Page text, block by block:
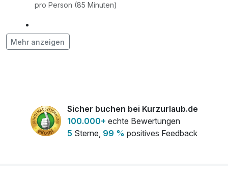
pro Person (85 Minuten)
Aromamassage
Fahrradverleih
pro Person
Mehr anzeigen
Sicher buchen bei Kurzurlaub.de
100.000+ echte Bewertungen
5 Sterne, 99 % positives Feedback